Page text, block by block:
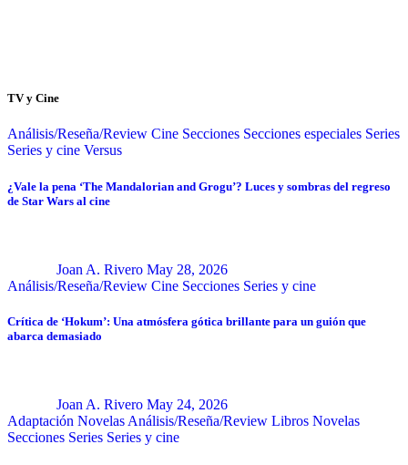
TV y Cine
Análisis/Reseña/Review Cine Secciones Secciones especiales Series
Series y cine Versus
¿Vale la pena ‘The Mandalorian and Grogu’? Luces y sombras del regreso
de Star Wars al cine
Joan A. Rivero May 28, 2026
Análisis/Reseña/Review Cine Secciones Series y cine
Crítica de ‘Hokum’: Una atmósfera gótica brillante para un guión que
abarca demasiado
Joan A. Rivero May 24, 2026
Adaptación Novelas Análisis/Reseña/Review Libros Novelas
Secciones Series Series y cine